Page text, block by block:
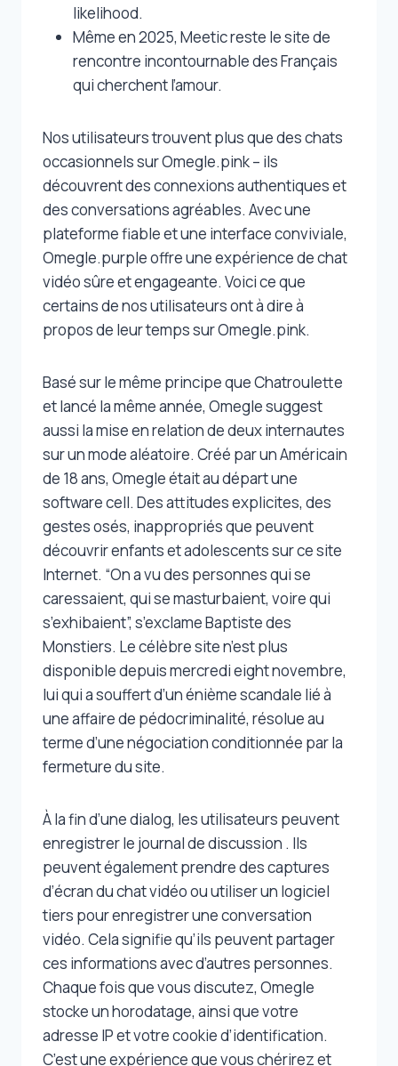
likelihood.
Même en 2025, Meetic reste le site de
rencontre incontournable des Français
qui cherchent l’amour.
Nos utilisateurs trouvent plus que des chats
occasionnels sur Omegle.pink – ils
découvrent des connexions authentiques et
des conversations agréables. Avec une
plateforme fiable et une interface conviviale,
Omegle.purple offre une expérience de chat
vidéo sûre et engageante. Voici ce que
certains de nos utilisateurs ont à dire à
propos de leur temps sur Omegle.pink.
Basé sur le même principe que Chatroulette
et lancé la même année, Omegle suggest
aussi la mise en relation de deux internautes
sur un mode aléatoire. Créé par un Américain
de 18 ans, Omegle était au départ une
software cell. Des attitudes explicites, des
gestes osés, inappropriés que peuvent
découvrir enfants et adolescents sur ce site
Internet. “On a vu des personnes qui se
caressaient, qui se masturbaient, voire qui
s’exhibaient”, s’exclame Baptiste des
Monstiers. Le célèbre site n’est plus
disponible depuis mercredi eight novembre,
lui qui a souffert d’un énième scandale lié à
une affaire de pédocriminalité, résolue au
terme d’une négociation conditionnée par la
fermeture du site.
À la fin d’une dialog, les utilisateurs peuvent
enregistrer le journal de discussion . Ils
peuvent également prendre des captures
d’écran du chat vidéo ou utiliser un logiciel
tiers pour enregistrer une conversation
vidéo. Cela signifie qu’ils peuvent partager
ces informations avec d’autres personnes.
Chaque fois que vous discutez, Omegle
stocke un horodatage, ainsi que votre
adresse IP et votre cookie d’identification.
C’est une expérience que vous chérirez et